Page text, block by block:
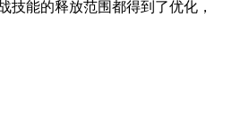
能的释放范围都得到了优化，